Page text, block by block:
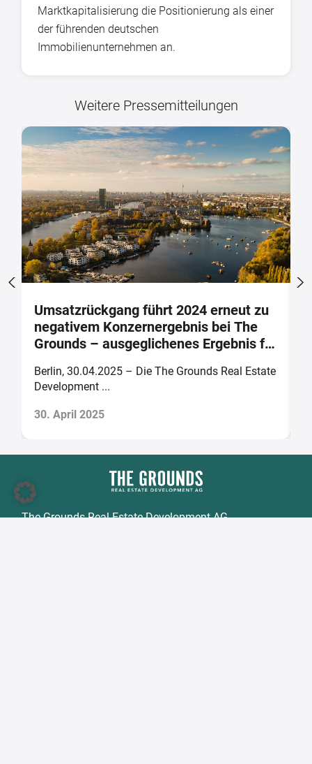
Marktkapitalisierung die Positionierung als einer
der führenden deutschen
Immobilienunternehmen an.
Weitere Pressemitteilungen
Umsatzrückgang führt 2024 erneut zu
negativem Konzernergebnis bei The
Grounds – ausgeglichenes Ergebnis für
Berlin, 30.04.2025 – Die The Grounds Real Estate
Development ...
30. April 2025
The Grounds Real Estate Development AG